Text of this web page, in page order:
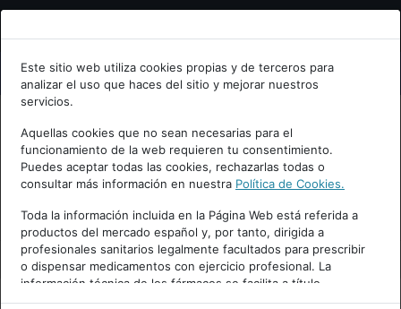
Bienvenid@ a psiquiatria.com
Escribe tu Email
Accede o regístrate con tu email.
Cancelar
Este sitio web utiliza cookies propias y de terceros para
analizar el uso que haces del sitio y mejorar nuestros
servicios.
Aquellas cookies que no sean necesarias para el
funcionamiento de la web requieren tu consentimiento.
Puedes aceptar todas las cookies, rechazarlas todas o
consultar más información en nuestra Política de Cookies.
Toda la información incluida en la Página Web está referida a
productos del mercado español y, por tanto, dirigida a
profesionales sanitarios legalmente facultados para prescribir
o dispensar medicamentos con ejercicio profesional. La
información técnica de los fármacos se facilita a título
meramente informativo, siendo responsabilidad de los